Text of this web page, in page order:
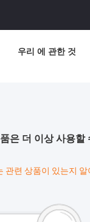
우리 에 관한 것
은 더 이상 사용할
관련 상품이 있는지 알